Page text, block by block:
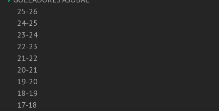
25-26
24-25
23-24
22-23
21-22
20-21
19-20
18-19
17-18